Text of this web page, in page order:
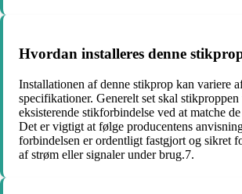
Hvordan installeres denne
Installationen af denne stikprop kan variere
specifikationer. Generelt set skal
eksisterende stikforbindelse ved at matche
Det er vigtigt at følge producentens
forbindelsen er ordentligt fastgjort og sikret
af strøm eller signaler under brug.7.